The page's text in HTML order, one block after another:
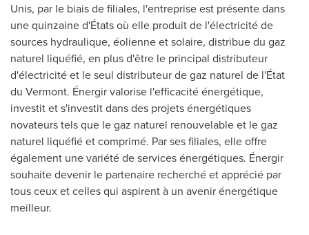
Unis, par le biais de filiales, l'entreprise est présente dans
une quinzaine d'États où elle produit de l'électricité de
sources hydraulique, éolienne et solaire, distribue du gaz
naturel liquéfié, en plus d'être le principal distributeur
d'électricité et le seul distributeur de gaz naturel de l'État
du Vermont. Énergir valorise l'efficacité énergétique,
investit et s'investit dans des projets énergétiques
novateurs tels que le gaz naturel renouvelable et le gaz
naturel liquéfié et comprimé. Par ses filiales, elle offre
également une variété de services énergétiques. Énergir
souhaite devenir le partenaire recherché et apprécié par
tous ceux et celles qui aspirent à un avenir énergétique
meilleur.